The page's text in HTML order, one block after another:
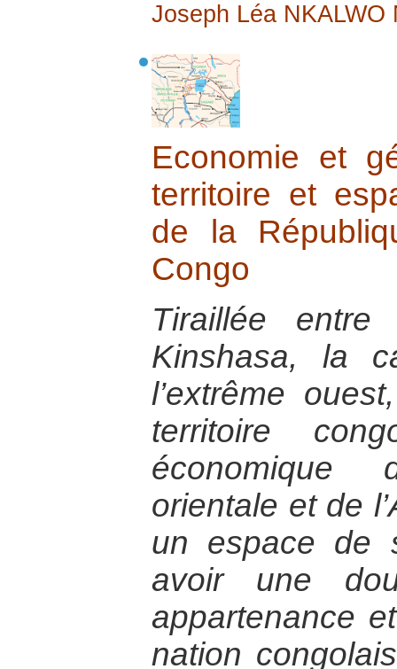
Joseph Léa NKALWO
Economie et
territoire et
de la
Congo
Tiraillée entre
Kinshasa, la
l’extrême
territoire
économique
orientale et de
un espace de
avoir une
appartenance
nation